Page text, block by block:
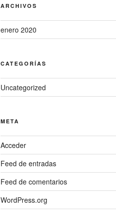
ARCHIVOS
enero 2020
CATEGORÍAS
Uncategorized
META
Acceder
Feed de entradas
Feed de comentarios
WordPress.org